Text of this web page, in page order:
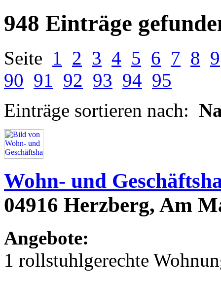
948 Einträge
Seite 1 2 3 4 5 6 7 8 9
90 91 92 93 94 95
Einträge sortieren nach:
Wohn- und
04916 Herzberg, Am
Angebote:
1 rollstuhlgerechte